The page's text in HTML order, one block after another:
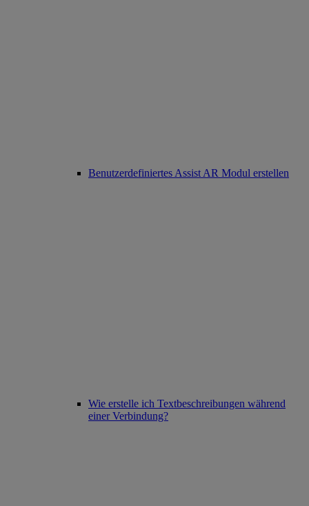
Benutzerdefiniertes Assist AR Modul erstellen
Wie erstelle ich Textbeschreibungen während
einer Verbindung?